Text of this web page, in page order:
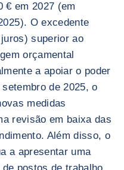
€ em 2027 (em
O excedente
superior ao
orçamental
a apoiar o poder
de 2025, o
medidas
revisão em baixa das
Além disso, o
a apresentar uma